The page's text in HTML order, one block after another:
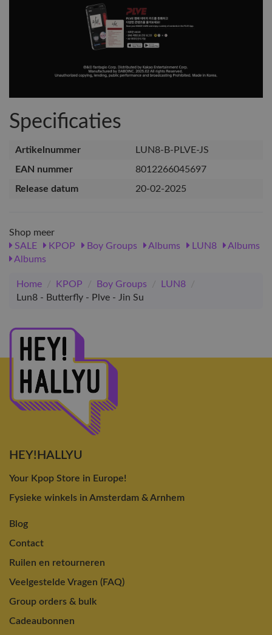
Specificaties
Artikelnummer
LUN8-B-PLVE-JS
EAN nummer
8012266045697
Release datum
20-02-2025
Shop meer
SALE
KPOP Boy Groups Albums LUN8
Albums
Albums
Home / KPOP / Boy Groups / LUN8
/
Lun8 - Butterfly - Plve - Jin Su
HEY!HALLYU
Your Kpop Store in Europe!
Fysieke winkels in Amsterdam & Arnhem
Blog
Contact
Ruilen en retourneren
Veelgestelde Vragen (FAQ)
Group orders & bulk
Cadeaubonnen